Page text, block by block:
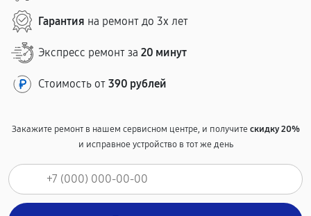
Гарантия на ремонт до 3х лет
Экспресс ремонт за 20 минут
Стоимость от 390 рублей
Закажите ремонт в нашем сервисном центре, и получитескидку 20%
и исправное устройство в тот же день